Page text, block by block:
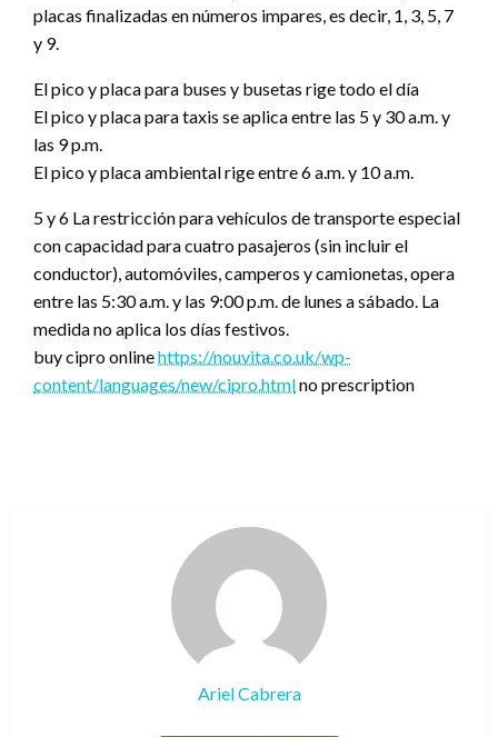
placas finalizadas en números impares, es decir, 1, 3, 5, 7
y 9.
El pico y placa para buses y busetas rige todo el día
El pico y placa para taxis se aplica entre las 5 y 30 a.m. y
las 9 p.m.
El pico y placa ambiental rige entre 6 a.m. y 10 a.m.
5 y 6 La restricción para vehículos de transporte especial
con capacidad para cuatro pasajeros (sin incluir el
conductor), automóviles, camperos y camionetas, opera
entre las 5:30 a.m. y las 9:00 p.m. de lunes a sábado. La
medida no aplica los días festivos.
buy cipro onlinehttps://nouvita.co.uk/wp-
content/languages/new/cipro.htmlno prescription
Ariel Cabrera